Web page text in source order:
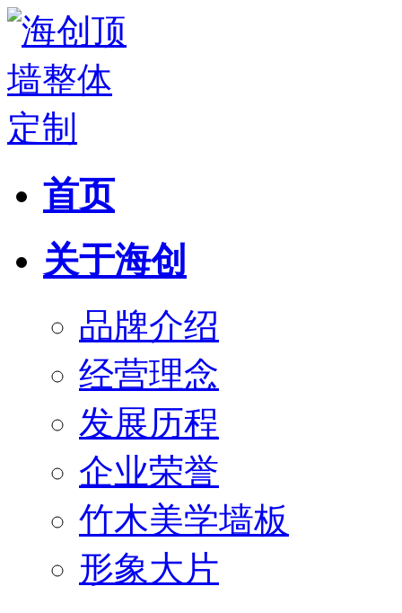
首页
关于海创
品牌介绍
经营理念
发展历程
企业荣誉
竹木美学墙板
形象大片